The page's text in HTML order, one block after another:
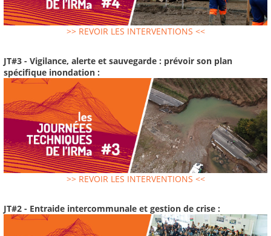
>> REVOIR LES INTERVENTIONS <<
JT#3 - Vigilance, alerte et sauvegarde : prévoir son plan
spécifique inondation :
>> REVOIR LES INTERVENTIONS <<
JT#2 - Entraide intercommunale et gestion de crise :